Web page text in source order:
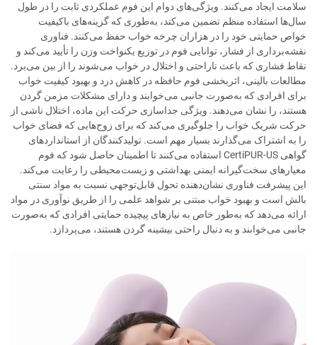
سلامت ایجاد می‌کنند. ویژگی‌های دوام این فوم عملکردی ثابت را در طول
سال‌ها استفاده منظم تضمین می‌کند، به‌طوری که گزینه‌های باکیفیت
خواص حمایتی خود را در هزاران چرخه خواب حفظ می‌کنند. فناوری
نقشه‌برداری از فشار، توانایی فوم در توزیع یکنواخت وزن را تأیید می‌کند و
نقاط فشاری که باعث ناراحتی و اختلال در خواب می‌شوند را از بین می‌برد.
مطالعات بالینی، اثربخشی فوم حافظه در کاهش درد و بهبود کیفیت خواب
برای افرادی که به‌صورت جانبی می‌خوابند و دارای مشکلات مزمن گردن
هستند، را نشان می‌دهند. ویژگی جداسازی حرکت این ماده، اختلال ناشی از
حرکت شریک خواب را جلوگیری می‌کند که برای زوج‌هایی که فضای خواب
را به اشتراک می‌گذارند بسیار مهم است. تولیدکنندگان از استانداردهای
گواهی CertiPUR-US استفاده می‌کنند تا اطمینان حاصل شود که فوم
معیارهای سخت‌گیرانه ایمنی بهداشتی و زیست‌محیطی را رعایت می‌کند.
این پیشرفت فناوری نشان‌دهنده تحول قابل‌توجهی نسبت به مواد سنتی
بالش است و بهبود خواب مبتنی بر شواهد علمی را از طریق نوآوری در مواد
ارائه می‌دهد که به‌طور خاص به نیازهای پیچیده حمایتی افرادی که به‌صورت
جانبی می‌خوابند و به دنبال راحتی بیشینه گردن هستند، می‌پردازد.